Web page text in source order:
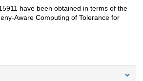
have been obtained in terms of the
Aware Computing of Tolerance for